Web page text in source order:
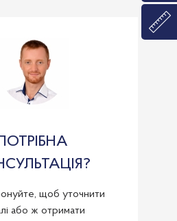
щоб уточнити
або ж отримати